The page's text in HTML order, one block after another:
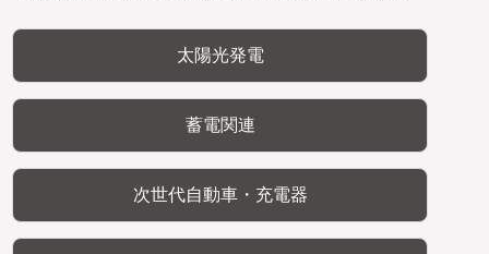
太陽光発電
蓄電関連
次世代自動車・充電器